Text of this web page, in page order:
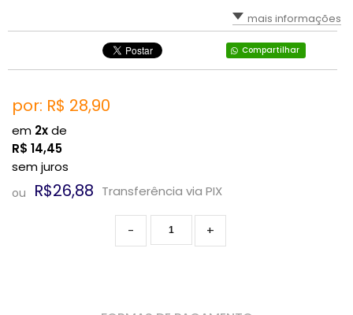
mais informações
Compartilhar
por: R$ 28,90
em 2xde
R$ 14,45
sem juros
ou R$26,88 Transferência via PIX
+
-